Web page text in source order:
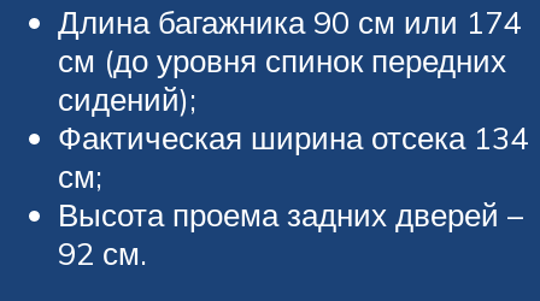
Длина багажника 90 см или 174
см (до уровня спинок передних
сидений);
Фактическая ширина отсека 134
см;
Высота проема задних дверей –
92 см.